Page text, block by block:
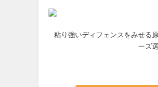
粘り強いディフェンスをみせる
ーズ